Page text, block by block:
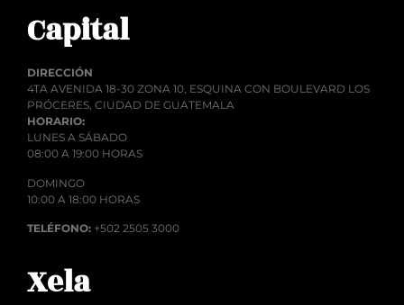
Capital
DIRECCIÓN
4TA AVENIDA 18-30 ZONA 10, ESQUINA CON BOULEVARD LOS
PRÓCERES, CIUDAD DE GUATEMALA
HORARIO:
LUNES A SÁBADO
08:00 A 19:00 HORAS
DOMINGO
10:00 A 18:00 HORAS
TELÉFONO: +502 2505 3000
Xela